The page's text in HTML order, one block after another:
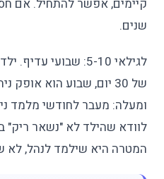
קיימים, אפשר להתחיל. אם
שנים.
לגילאי 5-10: שבועי
ומעלה: מעבר לחודשי מלמד
לוודא שהילד לא "נשאר
המטרה היא שילמד לנהל, לא